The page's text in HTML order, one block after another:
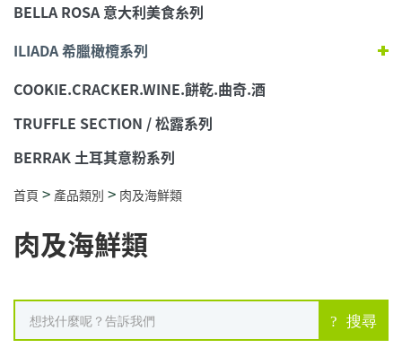
BELLA ROSA 意大利美食糸列
ILIADA 希臘橄欖系列
COOKIE.CRACKER.WINE.餅乾.曲奇.酒
TRUFFLE SECTION / 松露系列
BERRAK 土耳其意粉系列
首頁 > 產品類別 > 肉及海鮮類
肉及海鮮類
搜尋